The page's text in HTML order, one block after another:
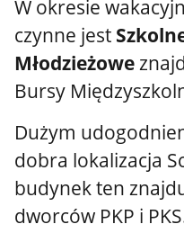
W okresie
czynne jest
Młodzieżowe
Bursy
Dużym
dobra lokalizacja
budynek ten
dworców PKP i